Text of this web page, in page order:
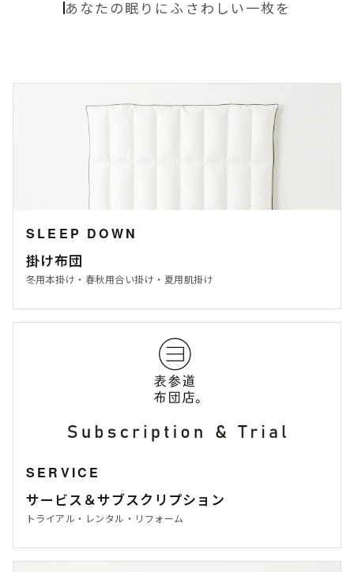
あなたの眠りにふさわしい一枚を
SLEEP DOWN
掛け布団
冬用本掛け・春秋用合い掛け・夏用肌掛け
SERVICE
サービス＆サブスクリプション
トライアル・レンタル・リフォーム